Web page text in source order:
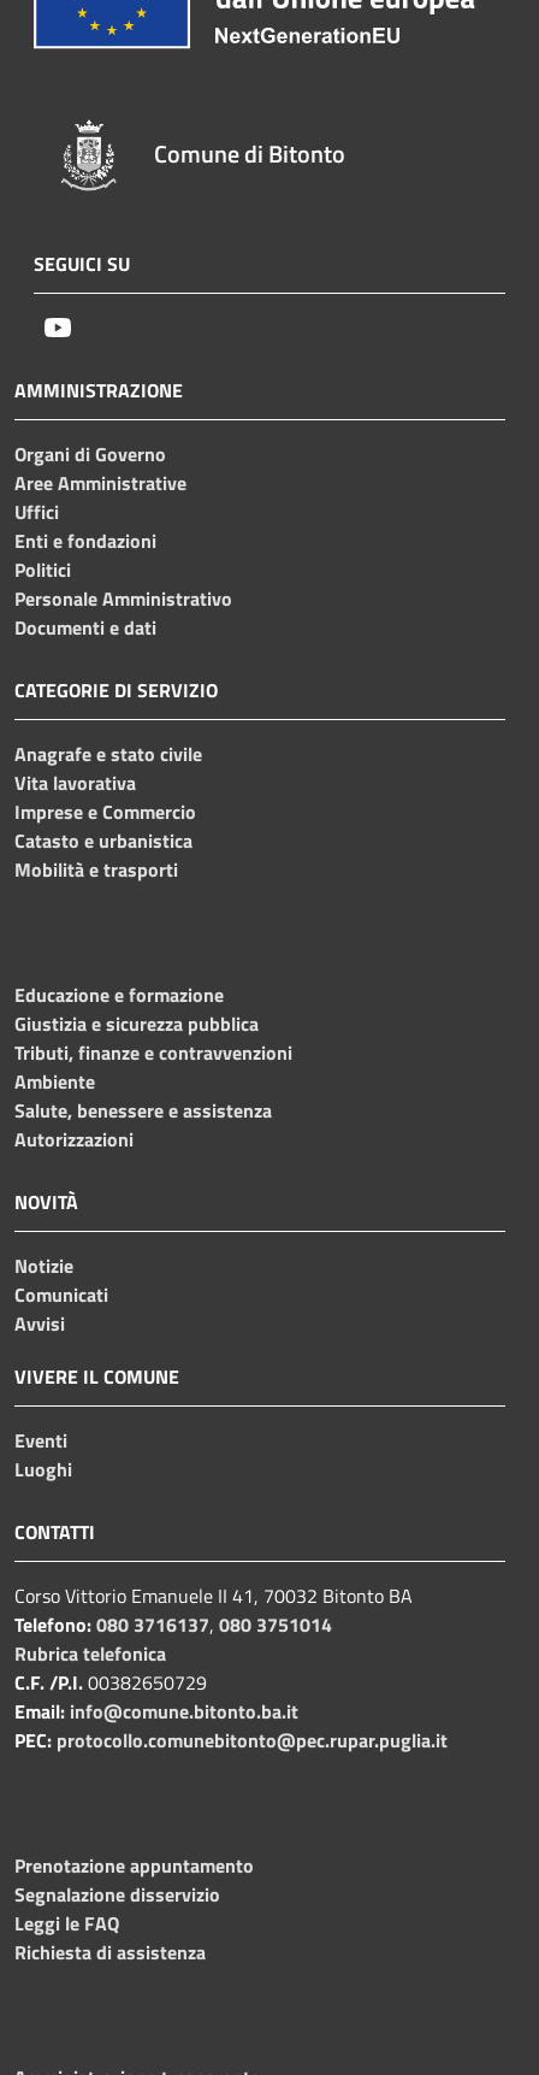
Comune di Bitonto
SEGUICI SU
AMMINISTRAZIONE
Organi di Governo
Aree Amministrative
Uffici
Enti e fondazioni
Politici
Personale Amministrativo
Documenti e dati
CATEGORIE DI SERVIZIO
Anagrafe e stato civile
Vita lavorativa
Imprese e Commercio
Catasto e urbanistica
Mobilità e trasporti
Educazione e formazione
Giustizia e sicurezza pubblica
Tributi, finanze e contravvenzioni
Ambiente
Salute, benessere e assistenza
Autorizzazioni
NOVITÀ
Notizie
Comunicati
Avvisi
VIVERE IL COMUNE
Eventi
Luoghi
CONTATTI
Corso Vittorio Emanuele II 41, 70032 Bitonto BA
Telefono:080 3716137, 080 3751014
Rubrica telefonica
C.F. /P.I.00382650729
Email: info@comune.bitonto.ba.it
PEC: protocollo.comunebitonto@pec.rupar.puglia.it
Prenotazione appuntamento
Segnalazione disservizio
Leggi le FAQ
Richiesta di assistenza